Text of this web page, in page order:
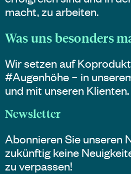
macht, zu arbeiten.
Was uns besonders
Wir setzen auf
#Augenhöhe – in
und mit unseren Klienten.
Newsletter
Abonnieren Sie unseren
zukünftig keine
zu verpassen!